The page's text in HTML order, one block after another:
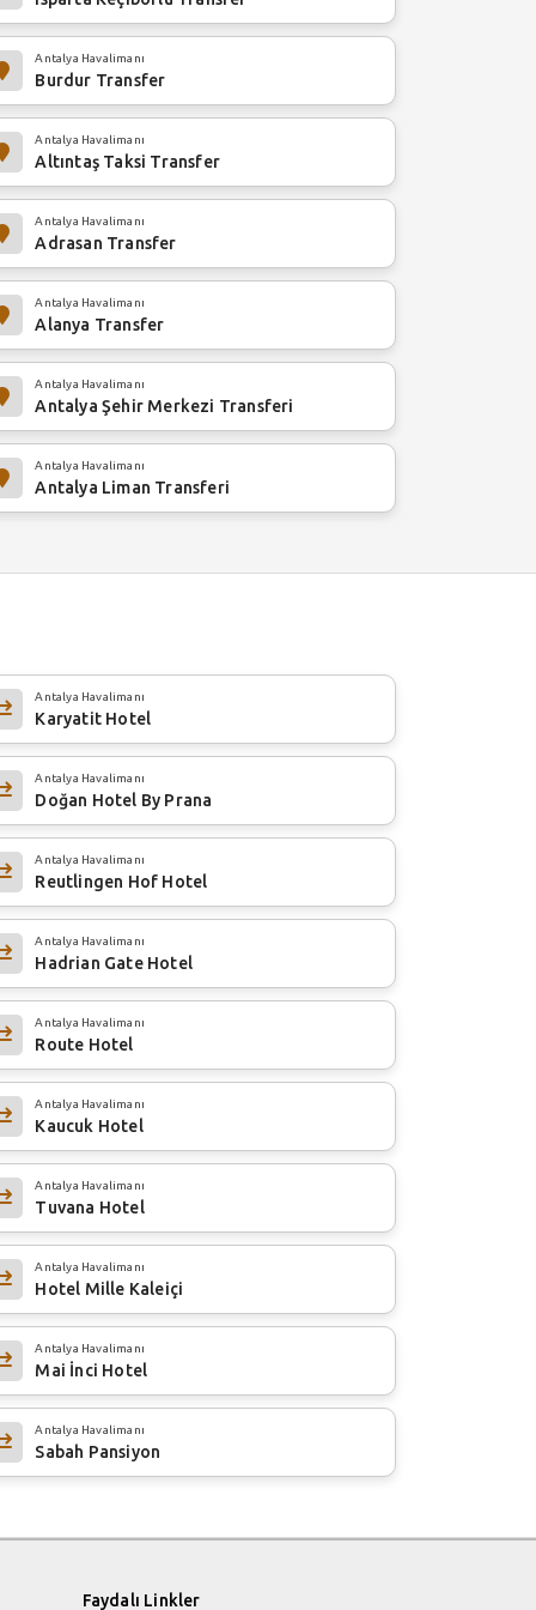
Antalya Havalimanı
Burdur Transfer
Antalya Havalimanı
Altıntaş Taksi Transfer
Antalya Havalimanı
Adrasan Transfer
Antalya Havalimanı
Alanya Transfer
Antalya Havalimanı
Antalya Şehir Merkezi Transferi
Antalya Havalimanı
Antalya Liman Transferi
Antalya Havalimanı
Karyatit Hotel
Antalya Havalimanı
Doğan Hotel By Prana
Antalya Havalimanı
Reutlingen Hof Hotel
Antalya Havalimanı
Hadrian Gate Hotel
Antalya Havalimanı
Route Hotel
Antalya Havalimanı
Kaucuk Hotel
Antalya Havalimanı
Tuvana Hotel
Antalya Havalimanı
Hotel Mille Kaleiçi
Antalya Havalimanı
Mai İnci Hotel
Antalya Havalimanı
Sabah Pansiyon
Faydalı Linkler